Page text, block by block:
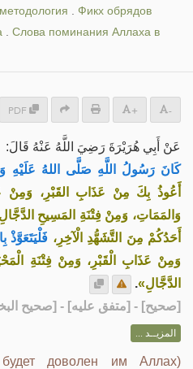
. Фикх обрядов
. Слова поминания Аллаха в
PDF + -
عَنْ أَبِي هُرَيْرَةَ رَضِيَ اللَّهُ عَنْهُ قَالَ:
كَانَ رَسُولُ اللَّهِ صَلَّى اللهُ عَلَيْهِ
أَعُوذُ بِكَ مِنْ عَذَابِ القَبْرِ، وَمِنْ
وَالمَمَاتِ، وَمِنْ فِتْنَةِ المَسِيحِ
أَحَدُكُمْ مِنَ التَّشَهُّدِ الْآخِرِ، فَلْيَتَعَوَّذْ
وَمِنْ عَذَابِ الْقَبْرِ، وَمِنْ فِتْنَةِ
الدَّجَّالِ».
[صحيح] - [متفق عليه] - [صحيح
المزيــد ...
доволен им Аллах)